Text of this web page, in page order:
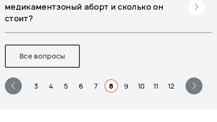
медикаментзоный аборт и сколько он
стоит?
Все вопросы
3 4 5 6 7 8 9 10 11 12